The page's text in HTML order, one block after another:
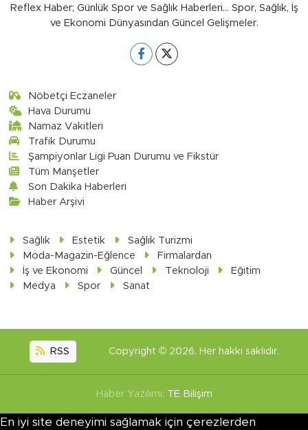
Reflex Haber; Günlük Spor ve Sağlık Haberleri... Spor, Sağlık, İş
ve Ekonomi Dünyasından Güncel Gelişmeler.
Nöbetçi Eczaneler
Hava Durumu
Namaz Vakitleri
Trafik Durumu
Şampiyonlar Ligi Puan Durumu ve Fikstür
Tüm Manşetler
Son Dakika Haberleri
Haber Arşivi
Sağlık Estetik
Sağlık Turizmi
Moda-Magazin-Eğlence
Firmalardan
İş ve Ekonomi
Güncel Teknoloji
Eğitim
Medya
Spor Sanat
RSS Copyright © 2026. Her hakkı saklıdır.
Haber Yazılımı: TE Bilişim
En iyi site deneyimi sağlamak için çerezlerden